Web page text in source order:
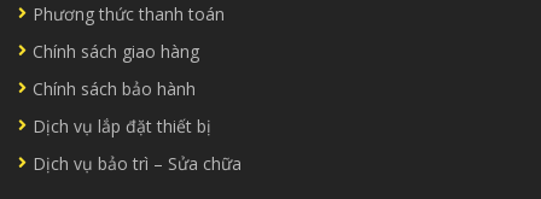
Phương thức thanh toán
Chính sách giao hàng
Chính sách bảo hành
Dịch vụ lắp đặt thiết bị
Dịch vụ bảo trì – Sửa chữa